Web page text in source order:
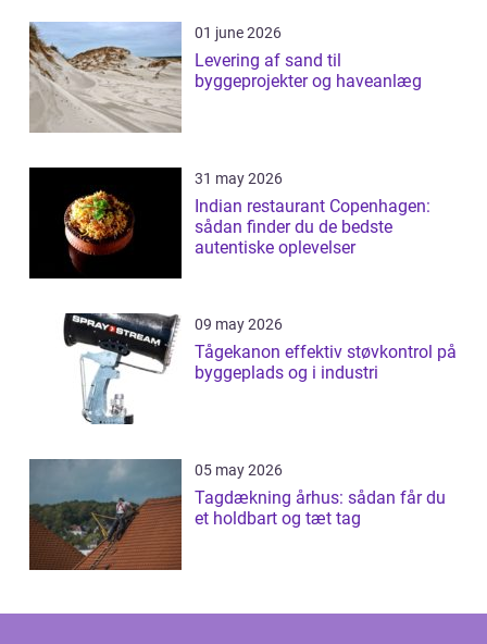
01 june 2026
Levering af sand til
byggeprojekter og haveanlæg
31 may 2026
Indian restaurant Copenhagen:
sådan finder du de bedste
autentiske oplevelser
09 may 2026
Tågekanon effektiv støvkontrol på
byggeplads og i industri
05 may 2026
Tagdækning århus: sådan får du
et holdbart og tæt tag